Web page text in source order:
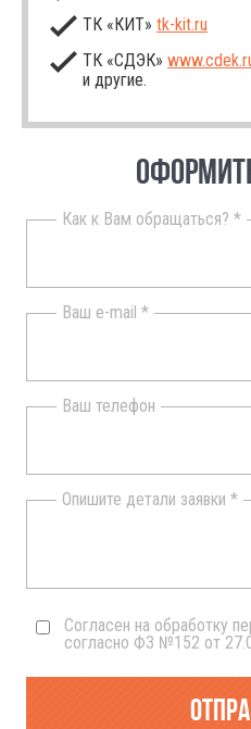
ТК «КИТ» tk-kit.ru
ТК «СДЭК»
и другие.
Как к Вам обращаться? *
Ваш e-mail *
Ваш телефон
Опишите детали заявки *
Согласен на обработку
согласно ФЗ №152 от